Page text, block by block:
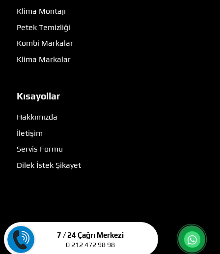
Klima Montajı
Petek Temizliği
Kombi Markalar
Klima Markalar
Kısayollar
Hakkımızda
İletişim
Servis Formu
Dilek İstek Şikayet
7 / 24 Çağrı Merkezi
0 212 472 98 98